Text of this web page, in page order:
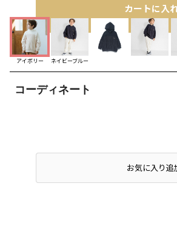
アイボリー ネイビーブルー
コーディネート
カートに入
店頭在庫を確認するお気に入り追